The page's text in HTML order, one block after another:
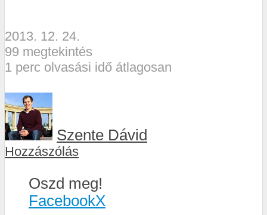
2013. 12. 24.
99 megtekintés
1 perc olvasási idő átlagosan
Szente Dávid
Hozzászólás
Oszd meg!
FacebookX